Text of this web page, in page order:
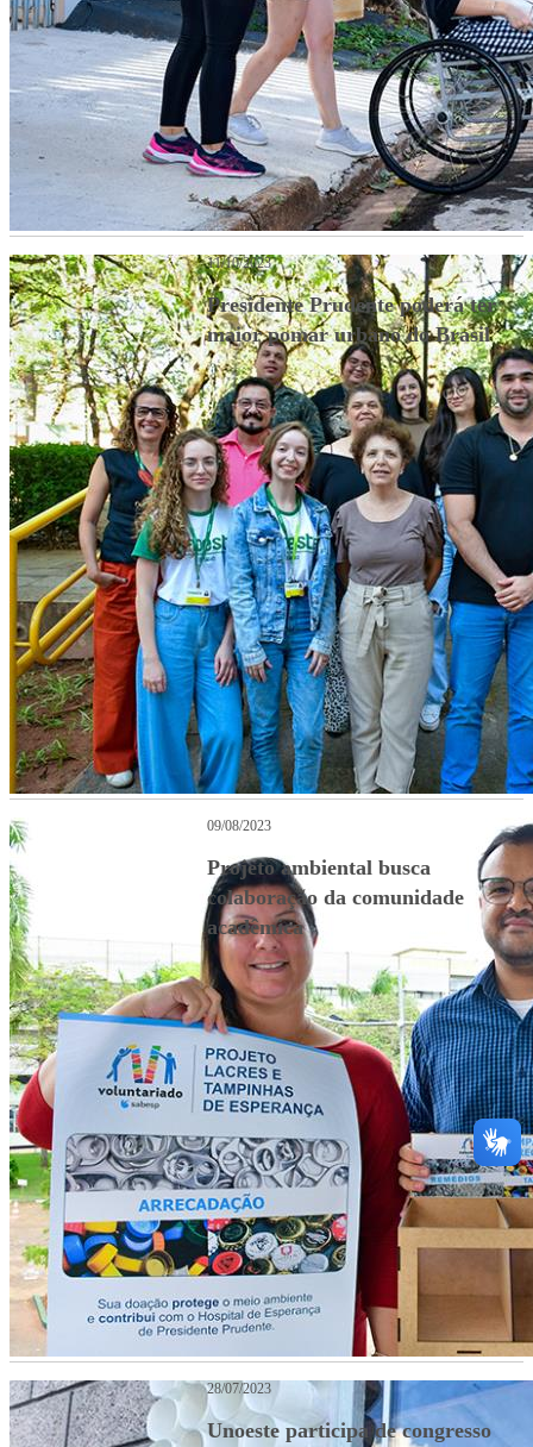
11/10/2023
Presidente Prudente poderá ter
maior pomar urbano do Brasil
09/08/2023
Projeto ambiental busca
colaboração da comunidade
acadêmica
28/07/2023
Unoeste participa de congresso